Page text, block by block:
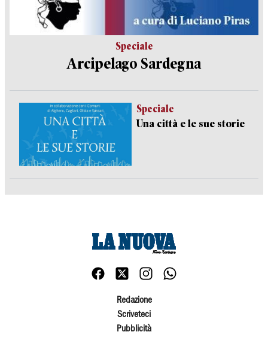
Speciale
Arcipelago Sardegna
Speciale
Una città e le sue storie
Redazione
Scriveteci
Pubblicità